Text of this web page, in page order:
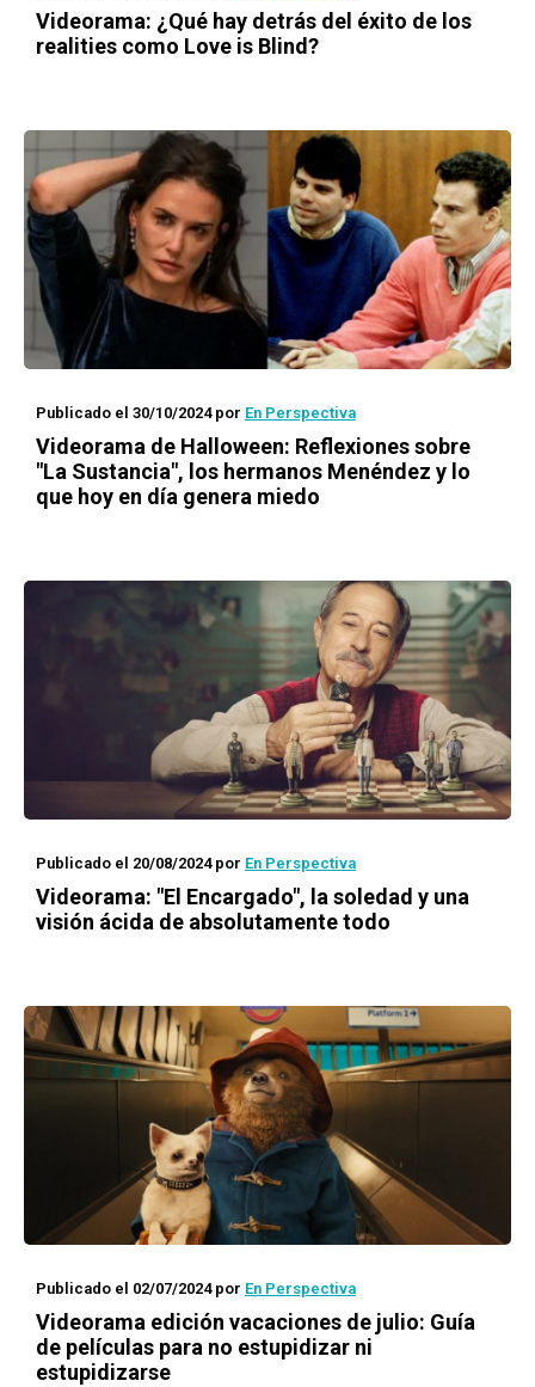
Videorama: ¿Qué hay detrás del éxito de los
realities como Love is Blind?
Publicado el 30/10/2024por En Perspectiva
Videorama de Halloween: Reflexiones sobre
"La Sustancia", los hermanos Menéndez y lo
que hoy en día genera miedo
Publicado el 20/08/2024por En Perspectiva
Videorama: "El Encargado", la soledad y una
visión ácida de absolutamente todo
Publicado el 02/07/2024por En Perspectiva
Videorama edición vacaciones de julio: Guía
de películas para no estupidizar ni
estupidizarse